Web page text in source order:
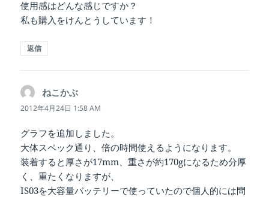
使用感はどんな感じですか？
私も購入をけんとうしています！
返信
ねこかぶ
り:
2012年4月24日 1:58 AM
グラフを追加しました。
大体スペック通り、倍の時間使えるようになります。
装着すると厚さが17mm、重さが約170gになるため分厚
く、重たくなりますが、
IS03を大容量バッテリーで使っていたので個人的には問